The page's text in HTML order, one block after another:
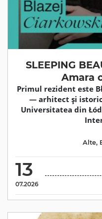
SLEEPING
Amara
Primul rezident este
— arhitect și
Universitatea din
13
07.2026
Alte,